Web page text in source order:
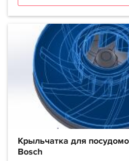
Крыльчатка для
Bosch